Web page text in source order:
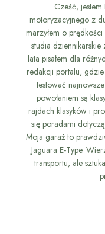
Cześć,
motoryzacyjnego z
marzyłem o
studia
lata pisałem dla
redakcji portalu,
testować
powołaniem są
rajdach klasyków i
się poradami
Moja garaż to
Jaguara E-Type.
transportu, ale